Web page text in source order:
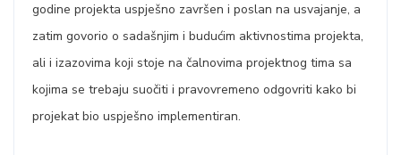
godine projekta uspješno završen i poslan na usvajanje, a
zatim govorio o sadašnjim i budućim aktivnostima projekta,
ali i izazovima koji stoje na čalnovima projektnog tima sa
kojima se trebaju suočiti i pravovremeno odgovriti kako bi
projekat bio uspješno implementiran.